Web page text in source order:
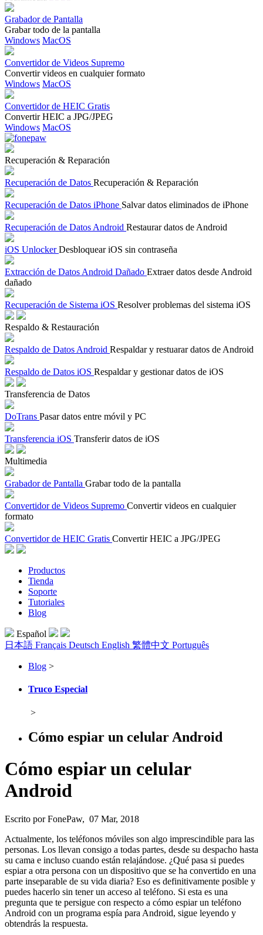
Grabador de Pantalla
Grabar todo de la pantalla
Windows MacOS
Convertidor de Videos Supremo
Convertir videos en cualquier formato
Windows MacOS
Convertidor de HEIC Gratis
Convertir HEIC a JPG/JPEG
Windows MacOS
Recuperación & Reparación
Recuperación de Datos Recuperación & Reparación
Recuperación de Datos iPhone Salvar datos eliminados de iPhone
Recuperación de Datos Android Restaurar datos de Android
iOS Unlocker Desbloquear iOS sin contraseña
Extracción de Datos Android Dañado Extraer datos desde Android
dañado
Recuperación de Sistema iOS Resolver problemas del sistema iOS
Respaldo & Restauración
Respaldo de Datos Android Respaldar y restuarar datos de Android
Respaldo de Datos iOS Respaldar y gestionar datos de iOS
Transferencia de Datos
DoTrans Pasar datos entre móvil y PC
Transferencia iOS Transferir datos de iOS
Multimedia
Grabador de Pantalla Grabar todo de la pantalla
Convertidor de Videos Supremo Convertir videos en cualquier
formato
Convertidor de HEIC Gratis Convertir HEIC a JPG/JPEG
Productos
Tienda
Soporte
Tutoriales
Blog
Español
日本語 Français Deutsch English 繁體中文 Português
Blog >
Truco Especial
>
Cómo espiar un celular Android
Cómo espiar un celular
Android
Escrito por FonePaw, 07 Mar, 2018
Actualmente, los teléfonos móviles son algo imprescindible para las
personas. Los llevan consigo a todas partes, desde su despacho hasta
su cama e incluso cuando están relajándose. ¿Qué pasa si puedes
espiar a otra persona con un dispositivo que se ha convertido en una
parte inseparable de su vida diaria? Eso es definitivamente posible y
puedes hacerlo sin tener un acceso al teléfono. Si esta es una
pregunta que te persigue con respecto a cómo espiar un teléfono
Android con un programa espía para Android, sigue leyendo y
obtendrás la respuesta.